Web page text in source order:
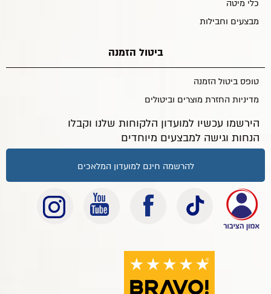
כלי מיטה
מבצעים וחבילות
ביטול הזמנה
טופס ביטול הזמנה
מדיניות החזרת מוצרים וביטולים
הירשמו עכשיו למועדון הלקוחות שלנו וקבלו
הנחות וגישה למבצעים מיוחדים
להרשמה חינם למועדון המלאכים